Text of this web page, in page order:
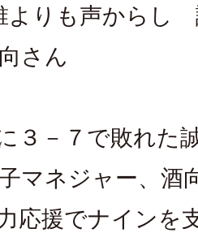
りも声からし
さん
３－７で敗れた
マネジャー、酒
応援でナインを